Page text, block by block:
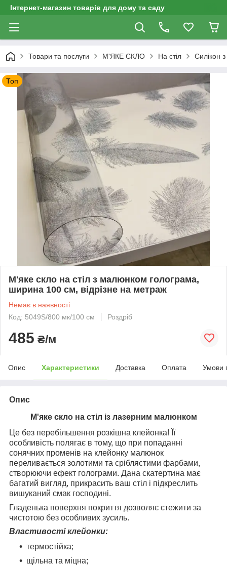
Інтернет-магазин товарів для дому та саду
Товари та послуги М'ЯКЕ СКЛО На стіл Силікон
Топ
М'яке скло на стіл з малюнком голограма,
ширина 100 см, відрізне на метраж
Немає в наявності
Код: 5049S/800 мк/100 см
Роздріб
485 ₴/м
Опис Характеристики Доставка Оплата Умови
Опис
М'яке скло на стіл із лазерним малюнком
Це без перебільшення розкішна клейонка! Її
особливість полягає в тому, що при попаданні
сонячних променів на клейонку малюнок
переливається золотими та сріблястими фарбами,
створюючи ефект голограми. Дана скатертина має
багатий вигляд, прикрасить ваш стіл і підкреслить
вишуканий смак господині.
Гладенька поверхня покриття дозволяє стежити за
чистотою без особливих зусиль.
Властивості клейонки:
термостійка;
щільна та міцна;